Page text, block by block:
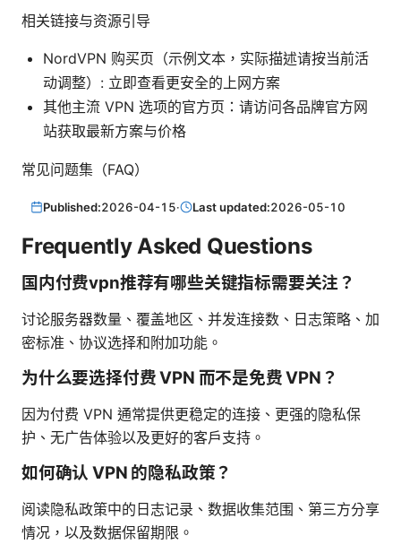
相关链接与资源引导
NordVPN 购买页（示例文本，实际描述请按当前活
动调整）: 立即查看更安全的上网方案
其他主流 VPN 选项的官方页：请访问各品牌官方网
站获取最新方案与价格
常见问题集（FAQ）
Published:2026-04-15· Last updated:2026-05-10
Frequently Asked Questions
国内付费vpn推荐有哪些关键指标需要关注？
讨论服务器数量、覆盖地区、并发连接数、日志策略、加
密标准、协议选择和附加功能。
为什么要选择付费 VPN 而不是免费 VPN？
因为付费 VPN 通常提供更稳定的连接、更强的隐私保
护、无广告体验以及更好的客户支持。
如何确认 VPN 的隐私政策？
阅读隐私政策中的日志记录、数据收集范围、第三方分享
情况，以及数据保留期限。